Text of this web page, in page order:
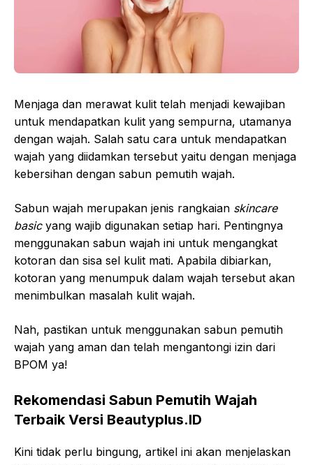
Menjaga dan merawat kulit telah menjadi kewajiban
untuk mendapatkan kulit yang sempurna, utamanya
dengan wajah. Salah satu cara untuk mendapatkan
wajah yang diidamkan tersebut yaitu dengan menjaga
kebersihan dengan sabun pemutih wajah.
Sabun wajah merupakan jenis rangkaian skincare
basicyang wajib digunakan setiap hari. Pentingnya
menggunakan sabun wajah ini untuk mengangkat
kotoran dan sisa sel kulit mati. Apabila dibiarkan,
kotoran yang menumpuk dalam wajah tersebut akan
menimbulkan masalah kulit wajah.
Nah, pastikan untuk menggunakan sabun pemutih
wajah yang aman dan telah mengantongi izin dari
BPOM ya!
Rekomendasi Sabun Pemutih Wajah
Terbaik Versi Beautyplus.ID
Kini tidak perlu bingung, artikel ini akan menjelaskan